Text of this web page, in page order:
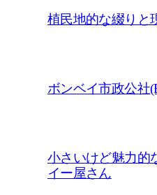
植民地的な綴りと
ボンベイ市政公社
小さいけど魅力的
イー屋さん